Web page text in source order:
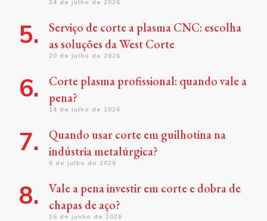
24 de julho de 2026
Serviço de corte a plasma CNC: escolha
as soluções da West Corte
20 de julho de 2026
Corte plasma profissional: quando vale a
pena?
14 de julho de 2026
Quando usar corte em guilhotina na
indústria metalúrgica?
6 de julho de 2026
Vale a pena investir em corte e dobra de
chapas de aço?
16 de junho de 2026